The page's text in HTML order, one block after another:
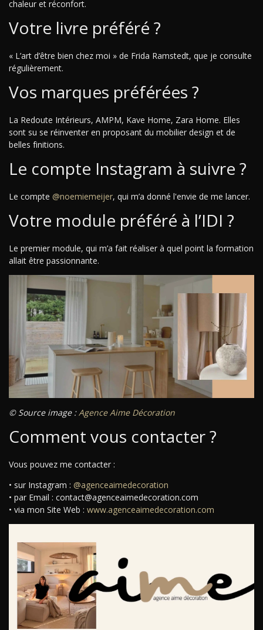
chaleur et réconfort.
Votre livre préféré ?
« L’art d’être bien chez moi » de Frida Ramstedt, que je consulte
régulièrement.
Vos marques préférées ?
La Redoute Intérieurs, AMPM, Kave Home, Zara Home. Elles
sont su se réinventer en proposant du mobilier design et de
belles finitions.
Le compte Instagram à suivre ?
Le compte @noemiemeijer, qui m’a donné l'envie de me lancer.
Votre module préféré à l’IDI ?
Le premier module, qui m’a fait réaliser à quel point la formation
allait être passionnante.
© Source image :Agence Aime Décoration
Comment vous contacter ?
Vous pouvez me contacter :
• sur Instagram : @agenceaimedecoration
• par Email : contact@agenceaimedecoration.com
• via mon Site Web : www.agenceaimedecoration.com